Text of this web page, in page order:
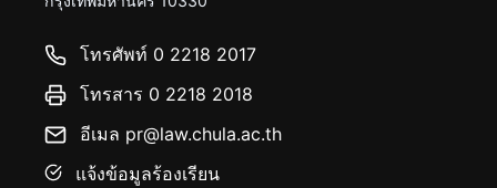
โทรศัพท์ 0 2218 2017
โทรสาร 0 2218 2018
อีเมล pr@law.chula.ac.th
แจ้งข้อมูลร้องเรียน